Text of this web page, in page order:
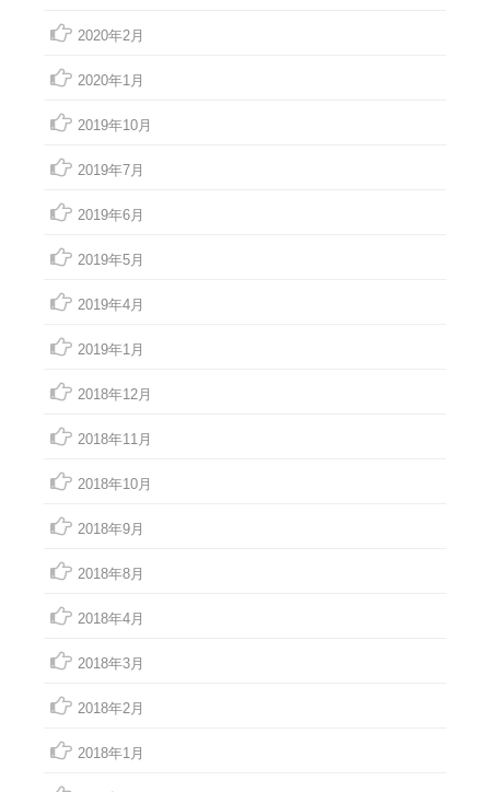
2020年2月
2020年1月
2019年10月
2019年7月
2019年6月
2019年5月
2019年4月
2019年1月
2018年12月
2018年11月
2018年10月
2018年9月
2018年8月
2018年4月
2018年3月
2018年2月
2018年1月